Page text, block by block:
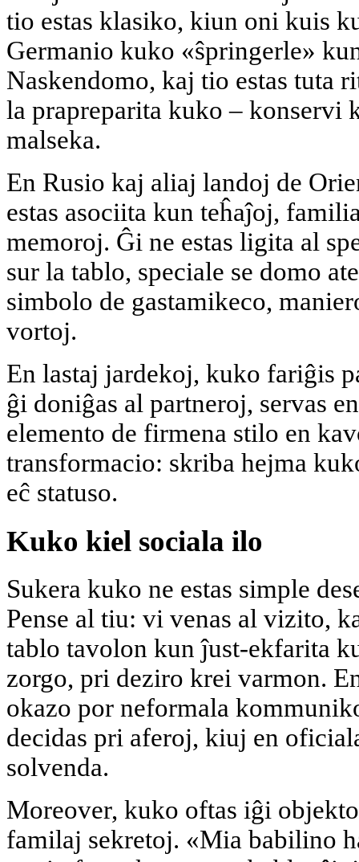
tio estas klasiko, kiun oni kuis
Germanio kuko «ŝpringerle»
Naskendomo, kaj tio estas tuta
la prapreparita kuko – konservi
malseka.
En Rusio kaj aliaj landoj de
estas asociita kun teĥaĵoj,
memoroj. Ĝi ne estas ligita al
sur la tablo, speciale se domo
simbolo de gastamikeco,
vortoj.
En lastaj jardekoj, kuko fariĝis
ĝi doniĝas al partneroj, servas
elemento de firmena stilo en
transformacio: skriba hejma
eĉ statuso.
Kuko kiel sociala ilo
Sukera kuko ne estas simple
Pense al tiu: vi venas al vizito,
tablo tavolon kun ĵust-ekfarita
zorgo, pri deziro krei varmon.
okazo por neformala
decidas pri aferoj, kiuj en
solvenda.
Moreover, kuko oftas iĝi
familaj sekretoj. «Mia babilino